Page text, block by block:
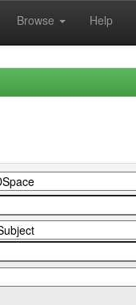
Browse Help